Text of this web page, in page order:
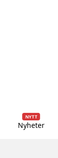
Nyheter
NYTT